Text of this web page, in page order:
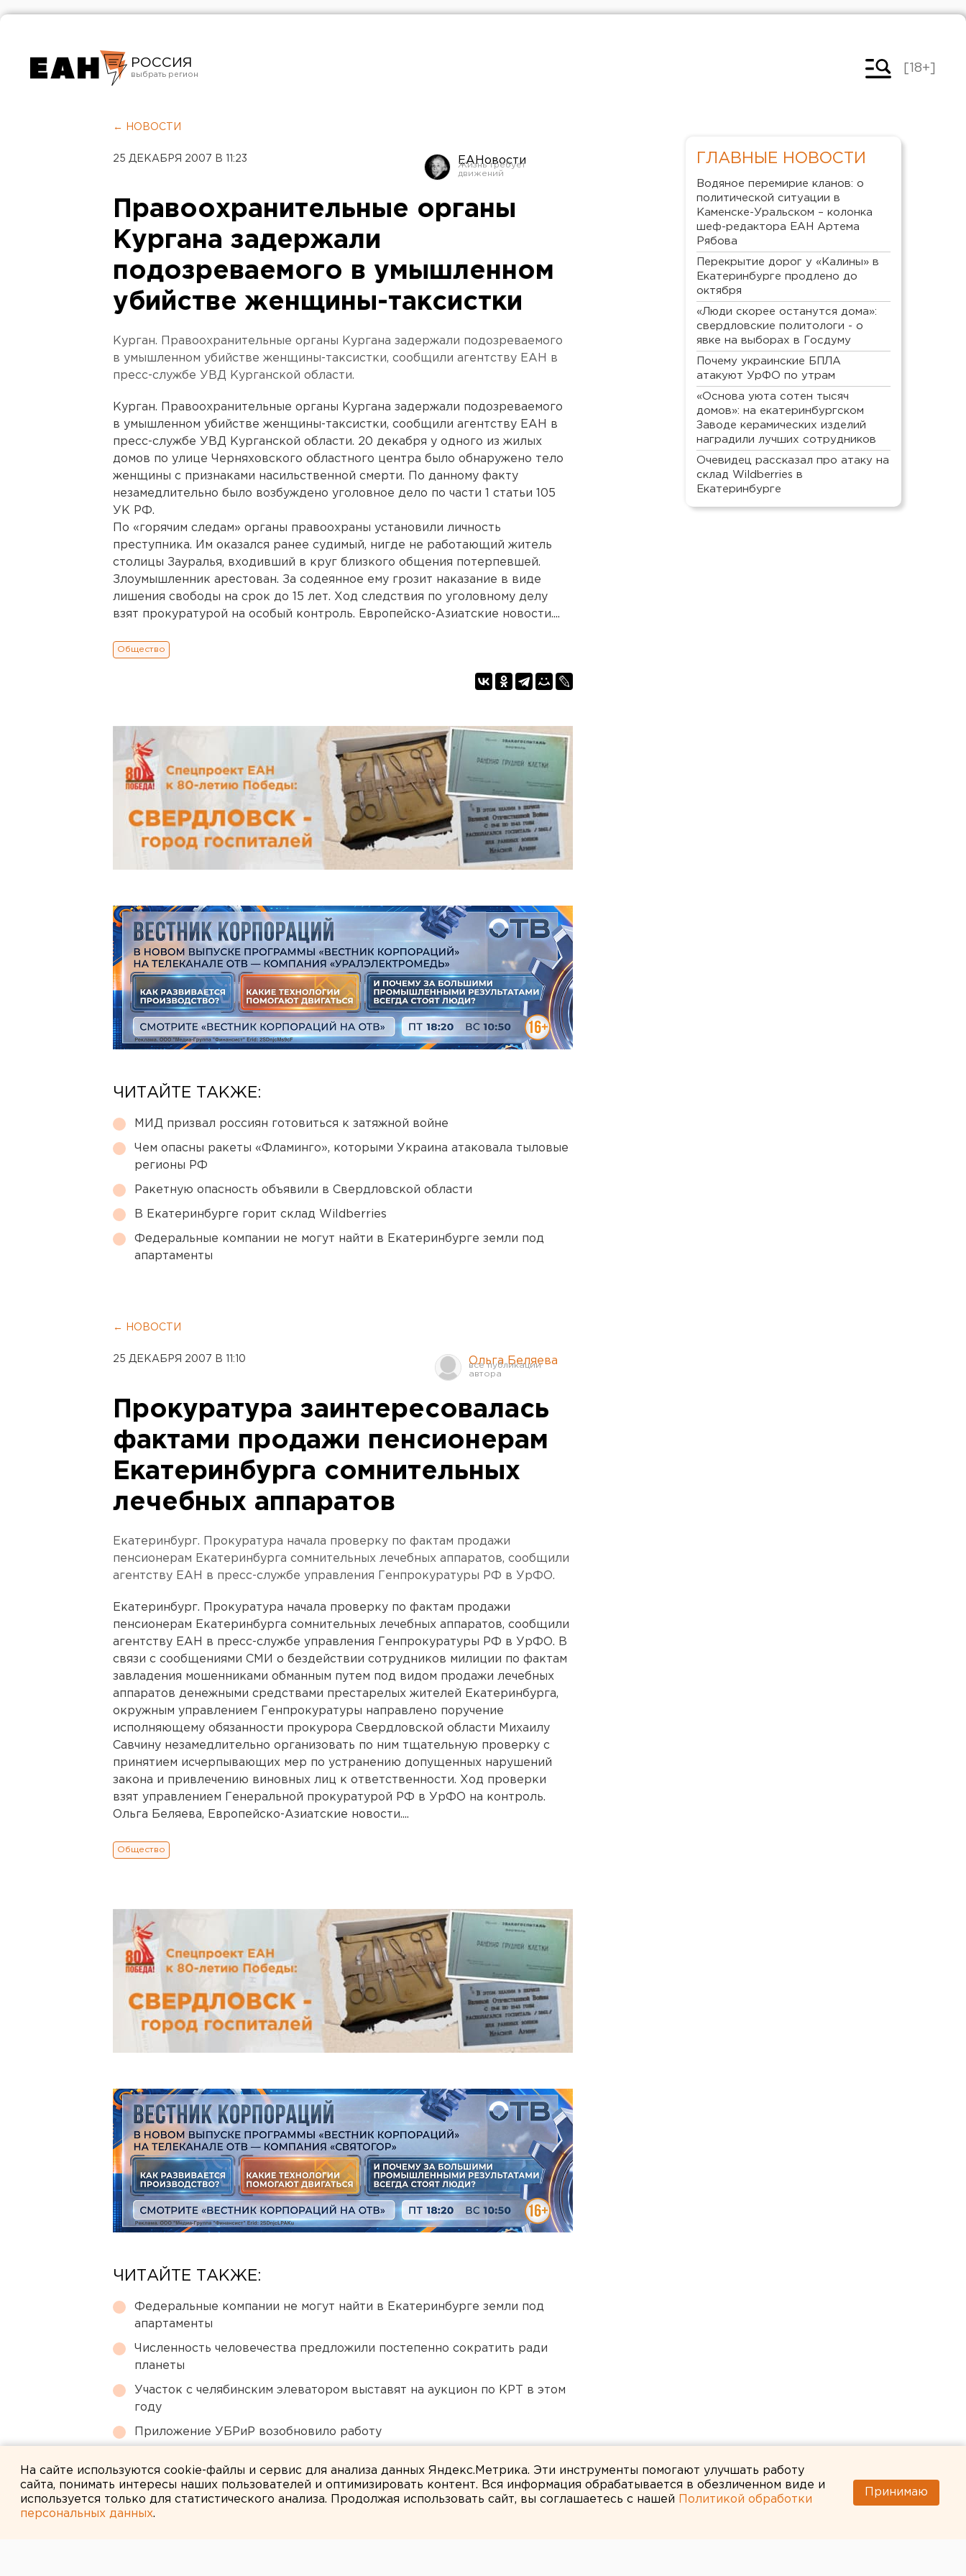
РОССИЯ
Челябинск
[18+]
← НОВОСТИ
25 ДЕКАБРЯ 2007 В 11:23 ЕАНовости
Правоохранительные органы
Кургана задержали
подозреваемого в умышленном
убийстве женщины-таксистки
Курган. Правоохранительные органы Кургана задержали подозреваемого
в умышленном убийстве женщины-таксистки, сообщили агентству ЕАН в
пресс-службе УВД Курганской области.
Курган. Правоохранительные органы Кургана задержали подозреваемого
в умышленном убийстве женщины-таксистки, сообщили агентству ЕАН в
пресс-службе УВД Курганской области. 20 декабря у одного из жилых
домов по улице Черняховского областного центра было обнаружено тело
женщины с признаками насильственной смерти. По данному факту
незамедлительно было возбуждено уголовное дело по части 1 статьи 105
УК РФ.
По «горячим следам» органы правоохраны установили личность
преступника. Им оказался ранее судимый, нигде не работающий житель
столицы Зауралья, входивший в круг близкого общения потерпевшей.
Злоумышленник арестован. За содеянное ему грозит наказание в виде
лишения свободы на срок до 15 лет. Ход следствия по уголовному делу
взят прокуратурой на особый контроль. Европейско-Азиатские новости....
Общество
ЧИТАЙТЕ ТАКЖЕ:
МИД призвал россиян готовиться к затяжной войне
Чем опасны ракеты «Фламинго», которыми Украина атаковала тыловые
регионы РФ
Ракетную опасность объявили в Свердловской области
В Екатеринбурге горит склад Wildberries
Федеральные компании не могут найти в Екатеринбурге земли под
апартаменты
← НОВОСТИ
25 ДЕКАБРЯ 2007 В 11:10 Ольга Беляева
Прокуратура заинтересовалась
фактами продажи пенсионерам
Екатеринбурга сомнительных
лечебных аппаратов
Екатеринбург. Прокуратура начала проверку по фактам продажи
пенсионерам Екатеринбурга сомнительных лечебных аппаратов, сообщили
агентству ЕАН в пресс-службе управления Генпрокуратуры РФ в УрФО.
Екатеринбург. Прокуратура начала проверку по фактам продажи
пенсионерам Екатеринбурга сомнительных лечебных аппаратов, сообщили
агентству ЕАН в пресс-службе управления Генпрокуратуры РФ в УрФО. В
связи с сообщениями СМИ о бездействии сотрудников милиции по фактам
завладения мошенниками обманным путем под видом продажи лечебных
аппаратов денежными средствами престарелых жителей Екатеринбурга,
окружным управлением Генпрокуратуры направлено поручение
исполняющему обязанности прокурора Свердловской области Михаилу
Савчину незамедлительно организовать по ним тщательную проверку с
принятием исчерпывающих мер по устранению допущенных нарушений
закона и привлечению виновных лиц к ответственности. Ход проверки
взят управлением Генеральной прокуратурой РФ в УрФО на контроль.
Ольга Беляева, Европейско-Азиатские новости....
Общество
ЧИТАЙТЕ ТАКЖЕ:
Федеральные компании не могут найти в Екатеринбурге земли под
апартаменты
Численность человечества предложили постепенно сократить ради
планеты
Участок с челябинским элеватором выставят на аукцион по КРТ в этом
году
Приложение УБРиР возобновило работу
ГЛАВНЫЕ НОВОСТИ
Водяное перемирие кланов: о
политической ситуации в
Каменске-Уральском – колонка
шеф-редактора ЕАН Артема
Рябова
Перекрытие дорог у «Калины» в
Екатеринбурге продлено до
октября
«Люди скорее останутся дома»:
свердловские политологи - о
явке на выборах в Госдуму
Почему украинские БПЛА
атакуют УрФО по утрам
«Основа уюта сотен тысяч
домов»: на екатеринбургском
Заводе керамических изделий
наградили лучших сотрудников
Очевидец рассказал про атаку на
склад Wildberries в
Екатеринбурге
На сайте используются cookie-файлы и сервис для анализа данных Яндекс.Метрика. Эти инструменты помогают улучшать работу
сайта, понимать интересы наших пользователей и оптимизировать контент. Вся информация обрабатывается в обезличенном виде и
используется только для статистического анализа. Продолжая использовать сайт, вы соглашаетесь с нашей
Политикой обработки
персональных данных.
Принимаю